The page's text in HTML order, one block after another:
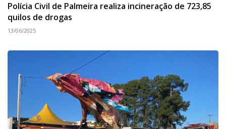
Polícia Civil de Palmeira realiza incineração de 723,85
quilos de drogas
13/06/2025